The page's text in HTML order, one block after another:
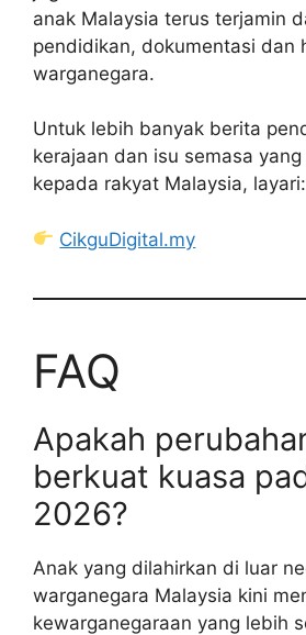
anak Malaysia terus terjamin
pendidikan, dokumentasi dan
warganegara.
Untuk lebih banyak berita
kerajaan dan isu semasa
kepada rakyat Malaysia, layari:
CikguDigital.my
FAQ
Apakah
berkuat kuasa
2026?
Anak yang dilahirkan di luar
warganegara Malaysia kini
kewarganegaraan yang lebih